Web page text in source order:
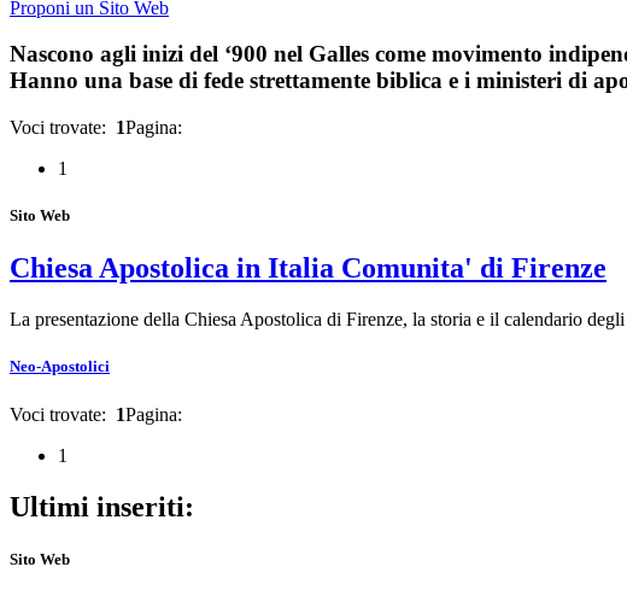
Proponi un Sito Web
Nascono agli inizi del ‘900 nel Galles come movimento
Hanno una base di fede strettamente biblica e i ministeri di
Voci trovate: 1Pagina:
1
Sito Web
Chiesa Apostolica in Italia Comunita' di Firenze
La presentazione della Chiesa Apostolica di Firenze, la storia e il calendario
Neo-Apostolici
Voci trovate: 1Pagina:
1
Ultimi inseriti:
Sito Web